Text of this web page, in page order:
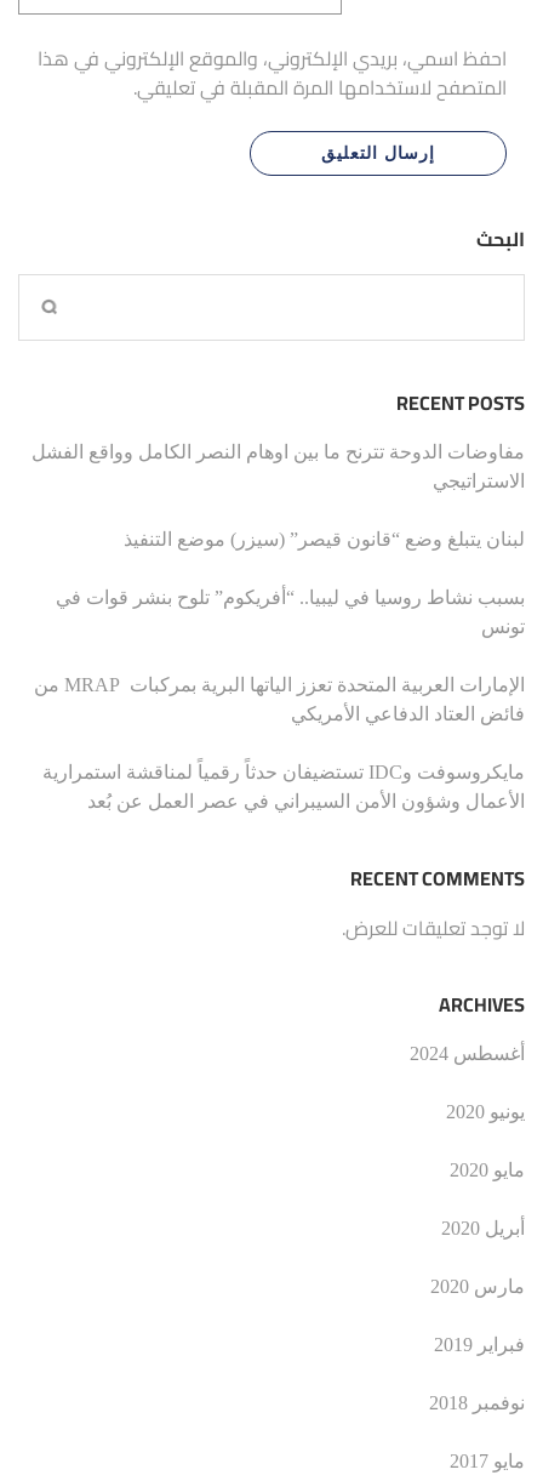
احفظ اسمي، بريدي الإلكتروني، والموقع الإلكتروني في هذا
المتصفح لاستخدامها المرة المقبلة في تعليقي.
البحث
RECENT POSTS
مفاوضات الدوحة تترنح ما بين اوهام النصر الكامل وواقع الفشل
الاستراتيجي
لبنان يتبلغ وضع “قانون قيصر” (سيزر) موضع التنفيذ
بسبب نشاط روسيا في ليبيا.. “أفريكوم” تلوح بنشر قوات في
تونس
الإمارات العربية المتحدة تعزز الياتها البرية بمركبات MRAP من
فائض العتاد الدفاعي الأمريكي
مايكروسوفت وIDC تستضيفان حدثاً رقمياً لمناقشة استمرارية
الأعمال وشؤون الأمن السيبراني في عصر العمل عن بُعد
RECENT COMMENTS
لا توجد تعليقات للعرض.
ARCHIVES
أغسطس 2024
يونيو 2020
مايو 2020
أبريل 2020
مارس 2020
فبراير 2019
نوفمبر 2018
مايو 2017